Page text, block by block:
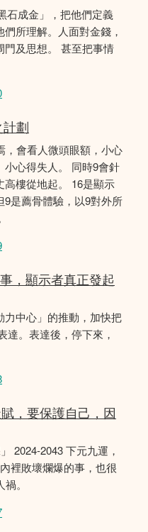
石成金」，把他們定義
所理解。人面對金錢，
及思想。 甚至把事情
劃
，會看人微頭眼額，小心
心得失人。 同時9會針
樓從地起。 16是顯示
是薦骨體驗，以9對外所
，顯示者真正發起
中心」的推動，加快把
達。表達後，停下來，
，要保護自己，因
2024-2043 下元九運，
裡敗壞爛爆的事，也很
。